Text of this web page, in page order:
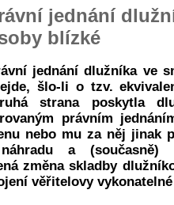
jednání
blízké
jednání dlužníka ve
šlo-li o tzv.
strana poskytla
právním
nebo mu za něj jinak
náhradu a (současně)
změna skladby
věřitelovy